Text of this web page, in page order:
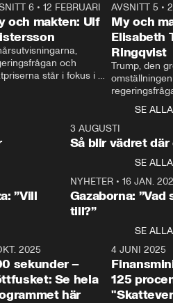
27:30
6 •12 FEBRUARI
och makten: Ulf
och
står i fokus i
ställer
Ulf Kristersson
AVSNITT 5 •
My och
Elisabeth
Ringqvist
Trump, den
centrum i
avsnittet av
Makten”. Se
Aftonbladets
Rohwedder
Thand Ring
SE ALLA
3 AUGUSTI
Så blir vädret där
SE ALLA
”Vill
NYHETER• 16 JAN.
Gazaborna:
till?”
SE ALLA
4:29
2025
sekunder –
Se hela
här
4 JUNI 2025
125